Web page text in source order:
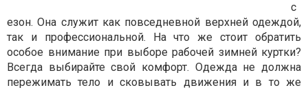
с
езон. Она служит как повседневной верхней одеждой,
так и профессиональной. На что же стоит обратить
особое внимание при выборе рабочей зимней куртки?
Всегда выбирайте свой комфорт. Одежда не должна
пережимать тело и сковывать движения и в то же